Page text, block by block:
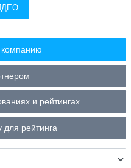
и рейтингах
для рейтинга